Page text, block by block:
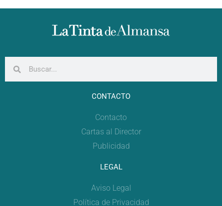
CONTACTO
Contacto
Cartas al Director
Publicidad
LEGAL
Aviso Legal
Política de Privacidad